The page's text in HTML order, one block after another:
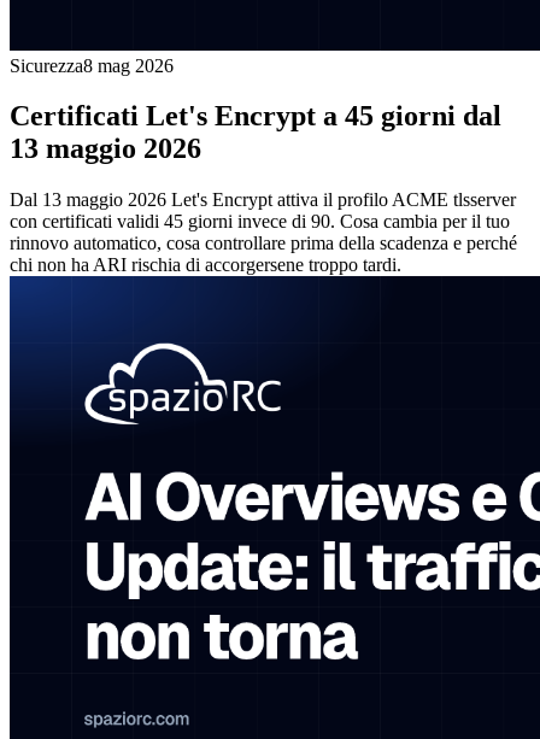
Sicurezza8 mag 2026
Certificati Let's Encrypt a 45 giorni dal
13 maggio 2026
Dal 13 maggio 2026 Let's Encrypt attiva il profilo ACME tlsserver
con certificati validi 45 giorni invece di 90. Cosa cambia per il tuo
rinnovo automatico, cosa controllare prima della scadenza e perché
chi non ha ARI rischia di accorgersene troppo tardi.